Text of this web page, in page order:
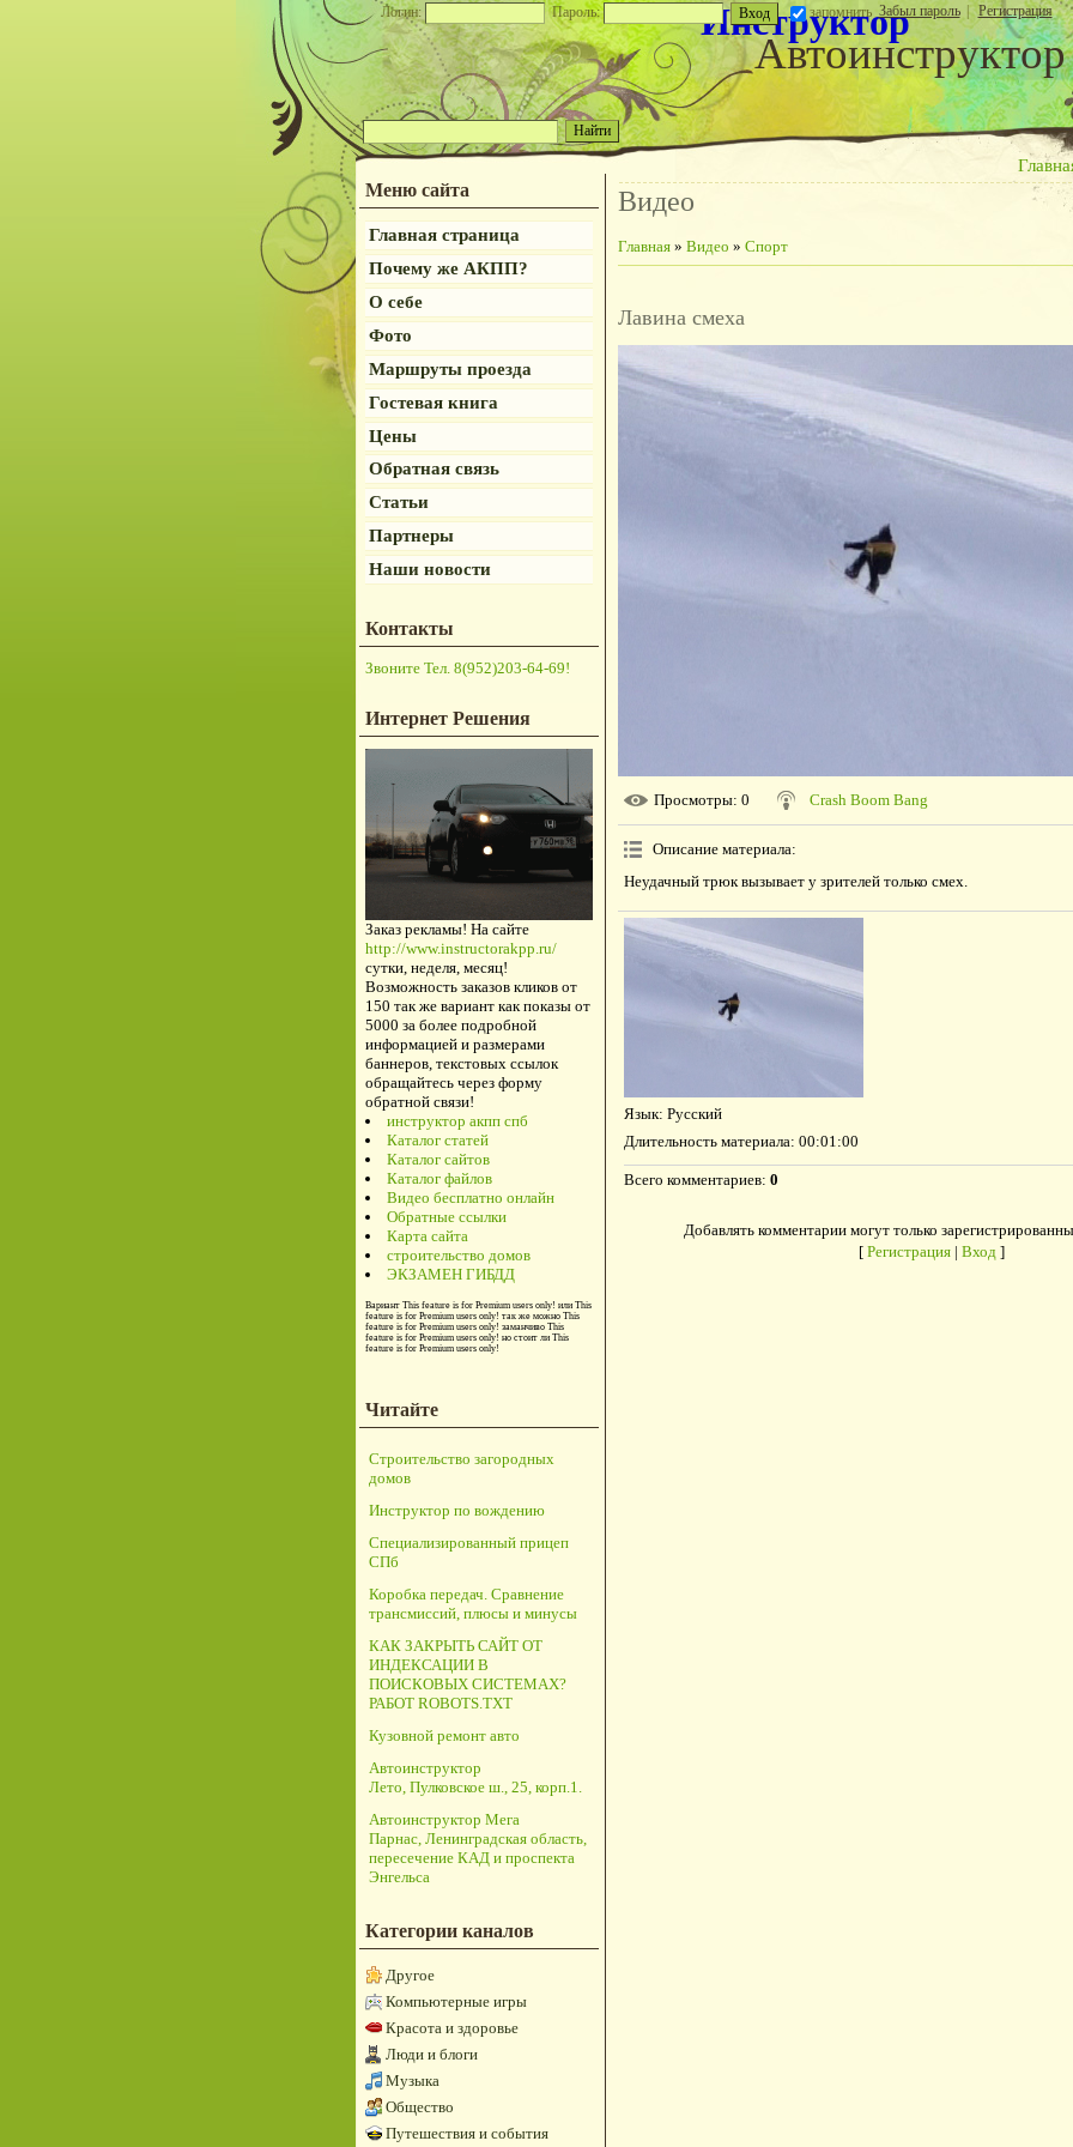
Логин: Пароль: запомнить Забыл пароль | Регистрация
Автоинструктор
Инструктор
Меню сайта
Главная страница
Почему же АКПП?
О себе
Фото
Маршруты проезда
Гостевая книга
Цены
Обратная связь
Статьи
Партнеры
Наши новости
Контакты
Звоните Тел. 8(952)203-64-69!
Интернет Решения
Заказ рекламы! На сайте
http://www.instructorakpp.ru/
сутки, неделя, месяц!
Возможность заказов кликов от
150 так же вариант как показы от
5000 за более подробной
информацией и размерами
баннеров, текстовых ссылок
обращайтесь через форму
обратной связи!
инструктор акпп спб
Каталог статей
Каталог сайтов
Каталог файлов
Видео бесплатно онлайн
Обратные ссылки
Карта сайта
строительство домов
ЭКЗАМЕН ГИБДД
Вариант This feature is for Premium users only! или This
feature is for Premium users only! так же можно This
feature is for Premium users only! заманчиво This
feature is for Premium users only! но стоит ли This
feature is for Premium users only!
Читайте
Строительство загородных
домов
Инструктор по вождению
Специализированный прицеп
СПб
Коробка передач. Сравнение
трансмиссий, плюсы и минусы
КАК ЗАКРЫТЬ САЙТ ОТ
ИНДЕКСАЦИИ В
ПОИСКОВЫХ СИСТЕМАХ?
РАБОТ ROBOTS.TXT
Кузовной ремонт авто
Автоинструктор
Лето, Пулковское ш., 25, корп.1.
Автоинструктор Мега
Парнас, Ленинградская область,
пересечение КАД и проспекта
Энгельса
Категории каналов
Другое
Компьютерные игры
Красота и здоровье
Люди и блоги
Музыка
Общество
Путешествия и события
Видео
Главная» Видео » Спорт
Лавина смеха
Просмотры: 0 Crash Boom Bang
Описание материала:
Неудачный трюк вызывает у зрителей только смех.
Язык: Русский
Длительность материала: 00:01:00
Всего комментариев: 0
Добавлять комментарии могут только
[ Регистрация| Вход]